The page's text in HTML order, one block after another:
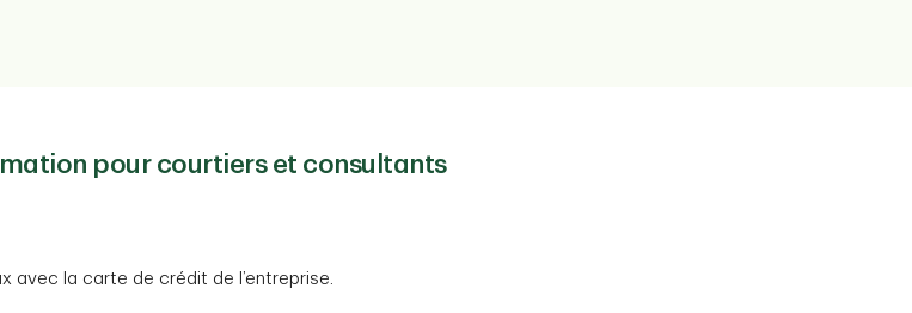
pour courtiers et consultants
avec la carte de crédit de l’entreprise.